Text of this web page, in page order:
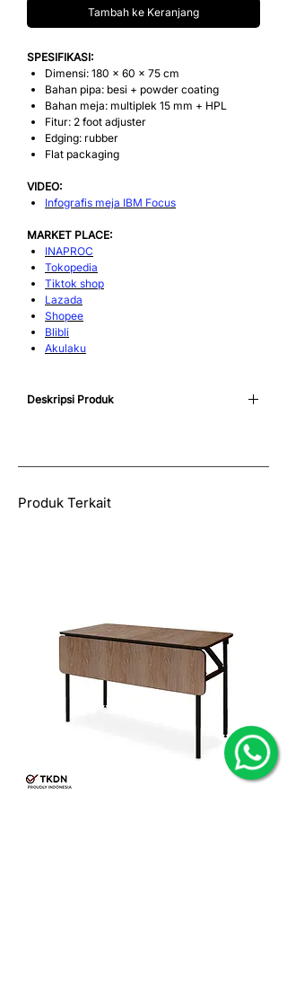
Tambah ke Keranjang
SPESIFIKASI:
Dimensi: 180 x 60 x 75 cm
Bahan pipa: besi + powder coating
Bahan meja: multiplek 15 mm + HPL
Fitur: 2 foot adjuster
Edging: rubber
Flat packaging
VIDEO:
Infografis meja IBM Focus
MARKET PLACE:
INAPROC
Tokopedia
Tiktok shop
Lazada
Shopee
Blibli
Akulaku
Deskripsi Produk
Anda butuhkan. Selain praktis dan ringan,
mudah dilipat, dan dilapisi dengan finishing
powder coating yang halus dan tahan lama.
Produk Terkait